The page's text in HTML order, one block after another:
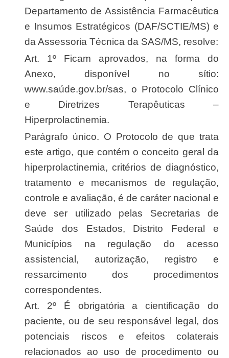
Departamento de Assistência Farmacêutica
e Insumos Estratégicos (DAF/SCTIE/MS) e
da Assessoria Técnica da SAS/MS, resolve:
Art. 1º Ficam aprovados, na forma do
Anexo, disponível no sítio:
www.saúde.gov.br/sas, o Protocolo Clínico
e Diretrizes Terapêuticas –
Hiperprolactinemia.
Parágrafo único. O Protocolo de que trata
este artigo, que contém o conceito geral da
hiperprolactinemia, critérios de diagnóstico,
tratamento e mecanismos de regulação,
controle e avaliação, é de caráter nacional e
deve ser utilizado pelas Secretarias de
Saúde dos Estados, Distrito Federal e
Municípios na regulação do acesso
assistencial, autorização, registro e
ressarcimento dos procedimentos
correspondentes.
Art. 2º É obrigatória a cientificação do
paciente, ou de seu responsável legal, dos
potenciais riscos e efeitos colaterais
relacionados ao uso de procedimento ou